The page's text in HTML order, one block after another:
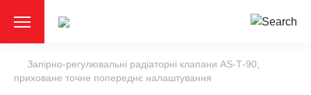
Запірно-регулювальні радіаторні клапани АS-Т-90,
приховане точне попереднє налаштування